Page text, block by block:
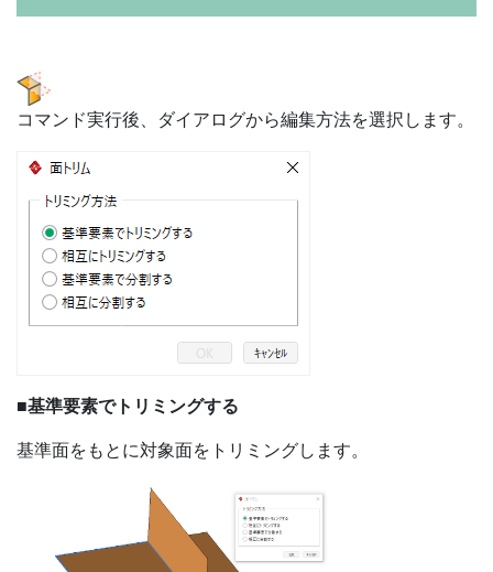
コマンド実行後、ダイアログから編集方法を選択します。
■基準要素でトリミングする
基準面をもとに対象面をトリミングします。